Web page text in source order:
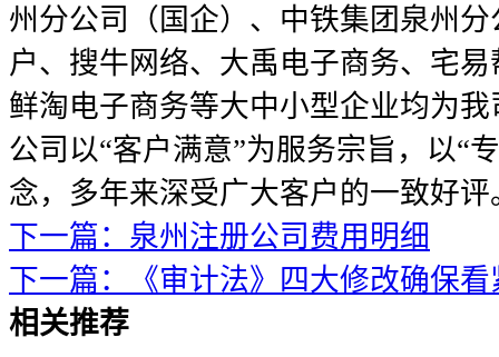
州分公司（国企）、中铁集团泉州
户、搜牛网络、大禹电子商务、宅
鲜淘电子商务等大中小型企业均为
公司以“客户满意”为服务宗旨，以“
念，多年来深受广大客户的一致好评
下一篇：泉州注册公司费用明细
下一篇：《审计法》四大修改确保
相关推荐